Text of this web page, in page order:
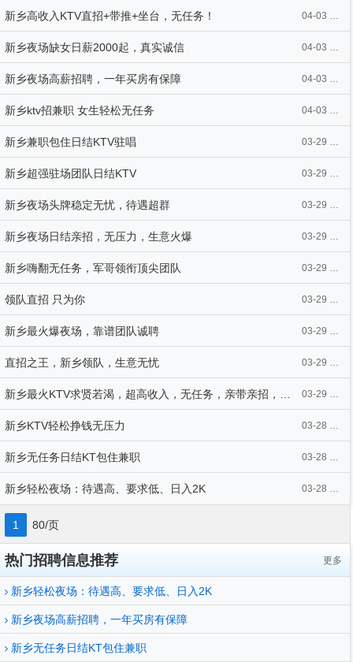
新乡高收入KTV直招+带推+坐台，无任务！ 04-03 21:46
新乡夜场缺女日薪2000起，真实诚信 04-03 20:46
新乡夜场高薪招聘，一年买房有保障 04-03 20:09
新乡ktv招兼职 女生轻松无任务 04-03 18:40
新乡兼职包住日结KTV驻唱 03-29 08:25
新乡超强驻场团队日结KTV 03-29 07:32
新乡夜场头牌稳定无忧，待遇超群 03-29 04:44
新乡夜场日结亲招，无压力，生意火爆 03-29 04:39
新乡嗨翻无任务，军哥领衔顶尖团队 03-29 03:32
领队直招 只为你 03-29 02:01
新乡最火爆夜场，靠谱团队诚聘 03-29 01:17
直招之王，新乡领队，生意无忧 03-29 01:12
03-29 00:38
新乡KTV轻松挣钱无压力 03-28 21:05
新乡无任务日结KT包住兼职 03-28 21:01
新乡轻松夜场：待遇高、要求低、日入2K 03-28 19:30
1 80/页
更多
热门招聘信息推荐
新乡轻松夜场：待遇高、要求低、日入2K
新乡夜场高薪招聘，一年买房有保障
新乡无任务日结KT包住兼职